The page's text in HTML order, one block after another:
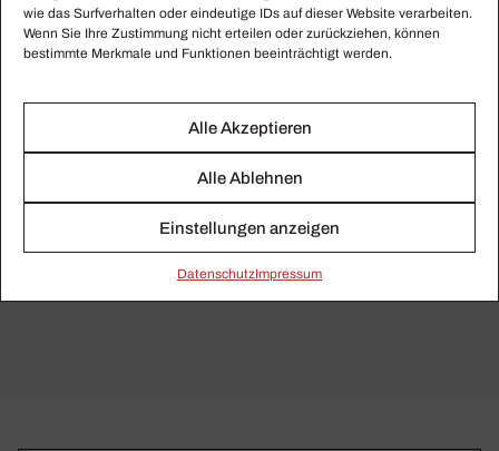
wie das Surfverhalten oder eindeutige IDs auf dieser Website verarbeiten.
Wenn Sie Ihre Zustimmung nicht erteilen oder zurückziehen, können
bestimmte Merkmale und Funktionen beeinträchtigt werden.
Alle Akzeptieren
Alle Ablehnen
Einstellungen anzeigen
Daten­schutzImpressum
Once to be realisedam 25., 26. und 27. Januar
2022 an der Deutschen Oper Berlin unter:
Fotos: Nikos Nikolopoulos